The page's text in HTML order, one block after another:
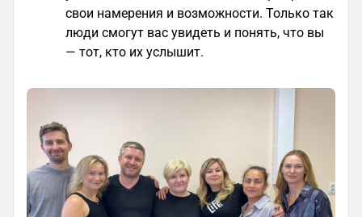
свои намерения и возможности. Только так
люди смогут вас увидеть и понять, что вы
— тот, кто их услышит.